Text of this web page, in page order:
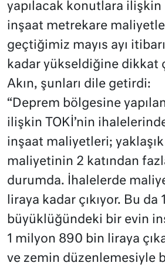
yapılacak konutlara
inşaat metrekare
geçtiğimiz mayıs ayı
kadar yükseldiğine dikkat
Akın, şunları dile getirdi:
“Deprem bölgesine
ilişkin TOKİ’nin
inşaat maliyetleri;
maliyetinin 2 katından
durumda. İhalelerde
liraya kadar çıkıyor. Bu
büyüklüğündeki bir evin
1 milyon 890 bin liraya
ve zemin düzenlemesiyle